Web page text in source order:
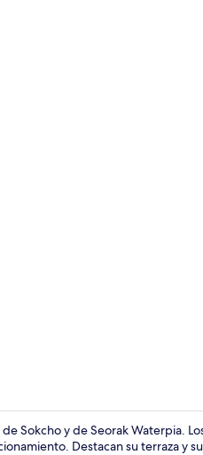
Sokcho y de Seorak Waterpia.
Destacan su terraza y